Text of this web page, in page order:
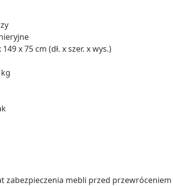
x 75 cm (dł. x szer. x wys.)
zabezpieczenia mebli przed